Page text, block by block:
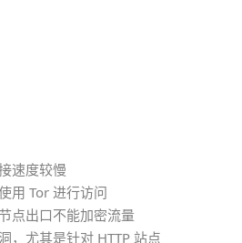
速度较慢
用 Tor 进行访问
点出口不能加密流量
，尤其是针对 HTTP 站点